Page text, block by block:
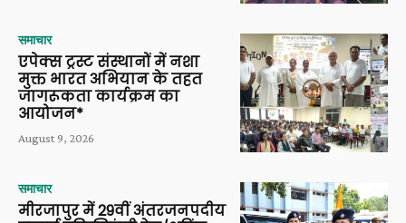
समाचार
एपेक्स ट्रस्ट संस्थानों में नशा
मुक्त भारत अभियान के तहत
जागरूकता कार्यक्रम का
आयोजन*
August 9, 2026
समाचार
मीरजापुर में 29वीं अंतरजनपदीय